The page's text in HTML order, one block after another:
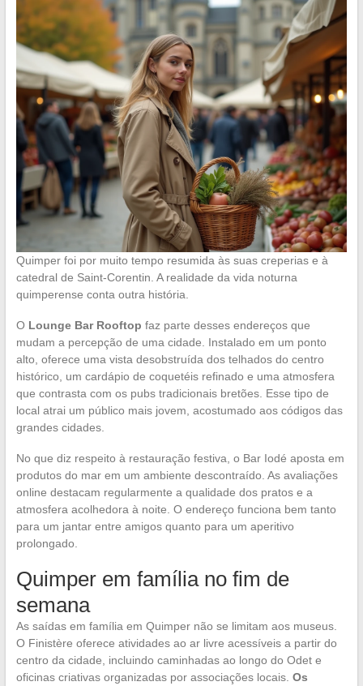
Quimper foi por muito tempo resumida às suas creperias e à
catedral de Saint-Corentin. A realidade da vida noturna
quimperense conta outra história.
O Lounge Bar Rooftop faz parte desses endereços que
mudam a percepção de uma cidade. Instalado em um ponto
alto, oferece uma vista desobstruída dos telhados do centro
histórico, um cardápio de coquetéis refinado e uma atmosfera
que contrasta com os pubs tradicionais bretões. Esse tipo de
local atrai um público mais jovem, acostumado aos códigos das
grandes cidades.
No que diz respeito à restauração festiva, o Bar Iodé aposta em
produtos do mar em um ambiente descontraído. As avaliações
online destacam regularmente a qualidade dos pratos e a
atmosfera acolhedora à noite. O endereço funciona bem tanto
para um jantar entre amigos quanto para um aperitivo
prolongado.
Quimper em família no fim de
semana
As saídas em família em Quimper não se limitam aos museus.
O Finistère oferece atividades ao ar livre acessíveis a partir do
centro da cidade, incluindo caminhadas ao longo do Odet e
oficinas criativas organizadas por associações locais. Os